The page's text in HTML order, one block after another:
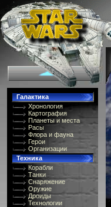
Галактика
Хронология
Картография
Планеты и места
Расы
Флора и фауна
Герои
Организации
Техника
Корабли
Танки
Снаряжение
Оружие
Дроиды
Технологии